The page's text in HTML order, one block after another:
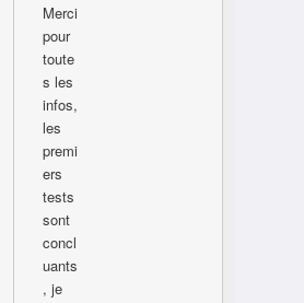
Merci
pour
toute
s les
infos,
les
premi
ers
tests
sont
concl
uants
, je